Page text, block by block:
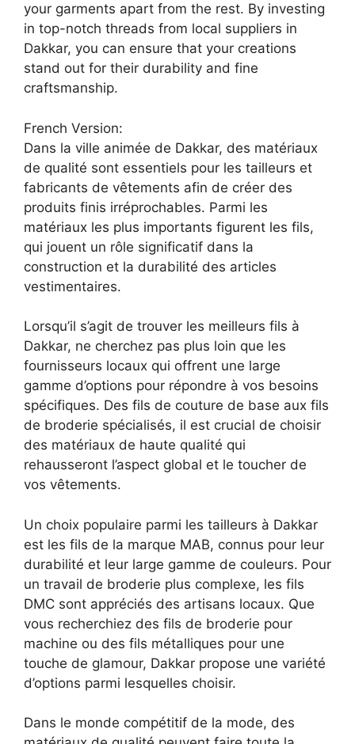
your garments apart from the rest. By investing
in top-notch threads from local suppliers in
Dakkar, you can ensure that your creations
stand out for their durability and fine
craftsmanship.
French Version:
Dans la ville animée de Dakkar, des matériaux
de qualité sont essentiels pour les tailleurs et
fabricants de vêtements afin de créer des
produits finis irréprochables. Parmi les
matériaux les plus importants figurent les fils,
qui jouent un rôle significatif dans la
construction et la durabilité des articles
vestimentaires.
Lorsqu’il s’agit de trouver les meilleurs fils à
Dakkar, ne cherchez pas plus loin que les
fournisseurs locaux qui offrent une large
gamme d’options pour répondre à vos besoins
spécifiques. Des fils de couture de base aux fils
de broderie spécialisés, il est crucial de choisir
des matériaux de haute qualité qui
rehausseront l’aspect global et le toucher de
vos vêtements.
Un choix populaire parmi les tailleurs à Dakkar
est les fils de la marque MAB, connus pour leur
durabilité et leur large gamme de couleurs. Pour
un travail de broderie plus complexe, les fils
DMC sont appréciés des artisans locaux. Que
vous recherchiez des fils de broderie pour
machine ou des fils métalliques pour une
touche de glamour, Dakkar propose une variété
d’options parmi lesquelles choisir.
Dans le monde compétitif de la mode, des